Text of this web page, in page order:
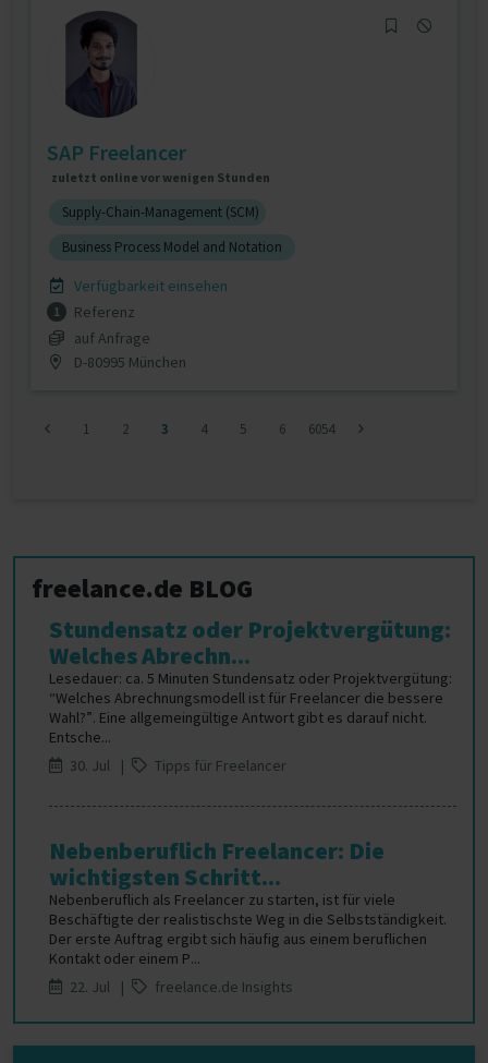
SAP Freelancer
zuletzt online vor wenigen Stunden
Supply-Chain-Management (SCM)
Business Process Model and Notation
Verfügbarkeit einsehen
1
Referenz
auf Anfrage
D-80995 München
1 2 3 4 5 6 6054
freelance.de BLOG
Stundensatz oder Projektvergütung:
Welches Abrechn...
Lesedauer: ca. 5 Minuten Stundensatz oder Projektvergütung:
“Welches Abrechnungsmodell ist für Freelancer die bessere
Wahl?”. Eine allgemeingültige Antwort gibt es darauf nicht.
Entsche...
30. Jul |
Tipps für Freelancer
Nebenberuflich Freelancer: Die
wichtigsten Schritt...
Nebenberuflich als Freelancer zu starten, ist für viele
Beschäftigte der realistischste Weg in die Selbstständigkeit.
Der erste Auftrag ergibt sich häufig aus einem beruflichen
Kontakt oder einem P...
22. Jul |
freelance.de Insights